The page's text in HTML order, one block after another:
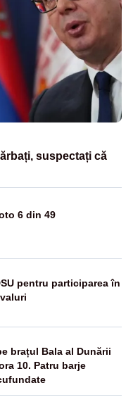
suspectați că
6 din 49
pentru participarea în
brațul Bala al Dunării
10. Patru barje